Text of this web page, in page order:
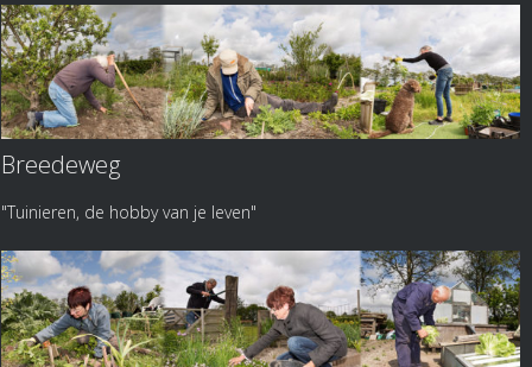
Breedeweg
"Tuinieren, de hobby van je leven"